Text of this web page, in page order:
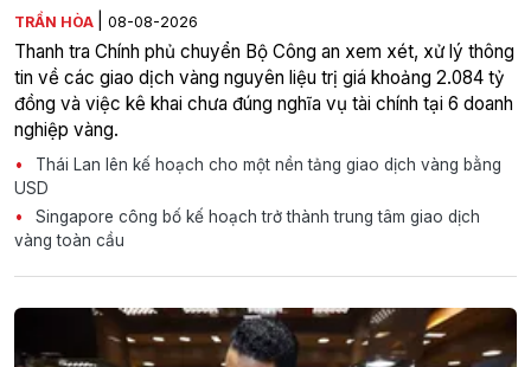
TRẦN HÒA 08-08-2026
Thanh tra Chính phủ chuyển Bộ Công an xem xét, xử lý thông
tin về các giao dịch vàng nguyên liệu trị giá khoảng 2.084 tỷ
đồng và việc kê khai chưa đúng nghĩa vụ tài chính tại 6 doanh
nghiệp vàng.
Thái Lan lên kế hoạch cho một nền tảng giao dịch vàng bằng
USD
Singapore công bố kế hoạch trở thành trung tâm giao dịch
vàng toàn cầu